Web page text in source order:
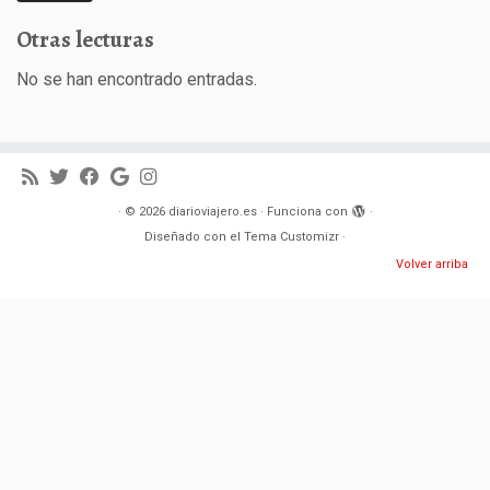
Otras lecturas
No se han encontrado entradas.
· © 2026 diarioviajero.es· Funciona con
·
Diseñado con el Tema Customizr ·
Volver arriba